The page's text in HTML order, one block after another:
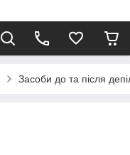
Засоби до та після